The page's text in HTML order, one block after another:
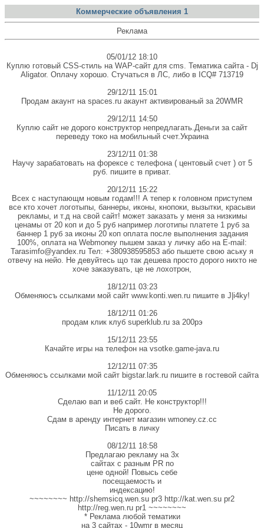
Коммерческие объявления 1
Реклама
05/01/12 18:10
Куплю готовый CSS-стиль на WAP-сайт для cms. Тематика сайта - Dj
Aligator. Оплачу хорошо. Стучаться в ЛС, либо в ICQ# 713719
29/12/11 15:01
Продам акаунт на spaces.ru акаунт активированый за 20WMR
29/12/11 14:50
Куплю сайт не дорого конструктор непредлагать.Деньги за сайт
переведу токо на мобильный счет.Украина
23/12/11 01:38
Научу зарабатовать на форексе с телефона ( центовый счет ) от 5
руб. пишите в приват.
20/12/11 15:22
Всех с наступающм новым годам!!! А тепер к головном приступем
все кто хочет логотыпы, баннеры, иконы, кнопоки, вызытки, красыви
рекламы, и т.д на свой сайт! может заказать у меня за низкимы
ценамы от 20 коп и до 5 руб например логотипы платете 1 руб за
баннер 1 руб за иконы 20 коп оплата после выполнения задания
100%, оплата на Webmoney пышем заказ у личку або на E-mail:
Tarasimfo@yandex.ru Тел: +380938595853 або пышете свою аську я
отвечу на нейо. Не девуйтесь що так дешева просто дорого нихто не
хоче заказувать, це не лохотрон,
18/12/11 03:23
Обменяюсъ ссылками мой сайт www.konti.wen.ru пишите в J|i4ky!
18/12/11 01:26
продам клик клуб superklub.ru за 200рэ
15/12/11 23:55
Качайте игры на телефон на vsotke.game-java.ru
12/12/11 07:35
Обменяюсъ ссылками мой сайт bigstаr.lаrk.ru пишите в гостевой сайта
11/12/11 20:05
Сделаю вап и веб сайт. Не конструктор!!!
Не дорого.
Сдам в аренду интернет магазин wmoney.cz.cc
Писать в личку
08/12/11 18:58
Предлагаю рекламу на 3х
сайтах с разным PR по
цене одной! Повысь себе
посещаемость и
индексацию!
~~~~~~~~ http://shemsicq.wen.su pr3 http://kat.wen.su pr2
http://reg.wen.ru pr1 ~~~~~~~~
* Реклама любой тематики
на 3 сайтах - 10wmr в месяц